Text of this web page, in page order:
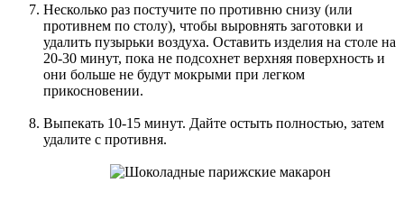
Несколько раз постучите по противню снизу (или
противнем по столу), чтобы выровнять заготовки и
удалить пузырьки воздуха. Оставить изделия на столе на
20-30 минут, пока не подсохнет верхняя поверхность и
они больше не будут мокрыми при легком
прикосновении.
Выпекать 10-15 минут. Дайте остыть полностью, затем
удалите с противня.